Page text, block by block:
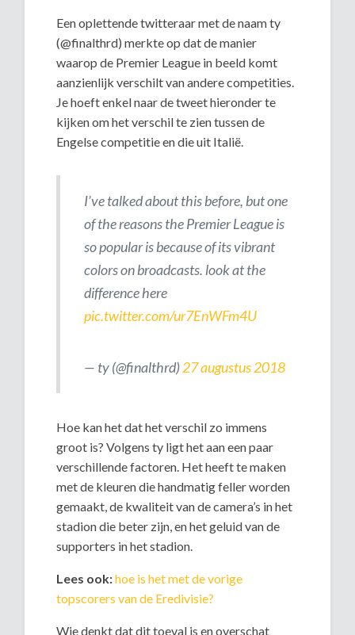
Een oplettende twitteraar met de naam ty
(@finalthrd) merkte op dat de manier
waarop de Premier League in beeld komt
aanzienlijk verschilt van andere competities.
Je hoeft enkel naar de tweet hieronder te
kijken om het verschil te zien tussen de
Engelse competitie en die uit Italië.
I’ve talked about this before, but one
of the reasons the Premier League is
so popular is because of its vibrant
colors on broadcasts. look at the
difference here
pic.twitter.com/ur7EnWFm4U
— ty (@finalthrd)27 augustus 2018
Hoe kan het dat het verschil zo immens
groot is? Volgens ty ligt het aan een paar
verschillende factoren. Het heeft te maken
met de kleuren die handmatig feller worden
gemaakt, de kwaliteit van de camera’s in het
stadion die beter zijn, en het geluid van de
supporters in het stadion.
Lees ook:hoe is het met de vorige
topscorers van de Eredivisie?
Wie denkt dat dit toeval is en overschat